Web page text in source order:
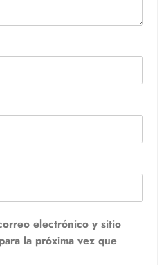
electrónico y sitio
la próxima vez que